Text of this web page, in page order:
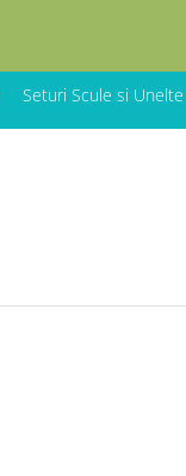
Seturi Scule si Unelte